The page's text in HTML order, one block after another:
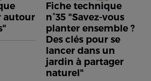
autour
Fiche technique
n°35 "Savez-vous
planter ensemble ?
Des clés pour se
lancer dans un
jardin à partager
naturel"